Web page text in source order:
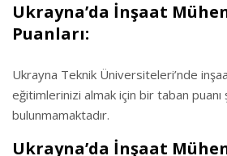
Ukrayna’da İnşaat
Puanları:
Ukrayna Teknik Üniversiteleri’nde
eğitimlerinizi almak için bir taban puanı
bulunmamaktadır.
Ukrayna’da İnşaat